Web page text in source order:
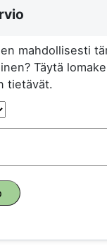
mahdollisesti
Täytä
tietävät.